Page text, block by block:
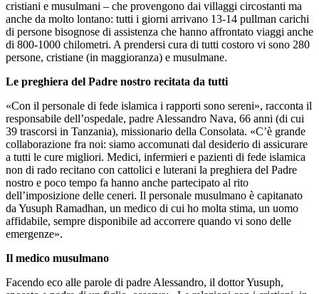
cristiani e musulmani – che provengono dai villaggi circostanti ma
anche da molto lontano: tutti i giorni arrivano 13-14 pullman carichi
di persone bisognose di assistenza che hanno affrontato viaggi anche
di 800-1000 chilometri. A prendersi cura di tutti costoro vi sono 280
persone, cristiane (in maggioranza) e musulmane.
Le preghiera del Padre nostro recitata da tutti
«Con il personale di fede islamica i rapporti sono sereni», racconta il
responsabile dell’ospedale, padre Alessandro Nava, 66 anni (di cui
39 trascorsi in Tanzania), missionario della Consolata. «C’è grande
collaborazione fra noi: siamo accomunati dal desiderio di assicurare
a tutti le cure migliori. Medici, infermieri e pazienti di fede islamica
non di rado recitano con cattolici e luterani la preghiera del Padre
nostro e poco tempo fa hanno anche partecipato al rito
dell’imposizione delle ceneri. Il personale musulmano è capitanato
da Yusuph Ramadhan, un medico di cui ho molta stima, un uomo
affidabile, sempre disponibile ad accorrere quando vi sono delle
emergenze».
Il medico musulmano
Facendo eco alle parole di padre Alessandro, il dottor Yusuph,